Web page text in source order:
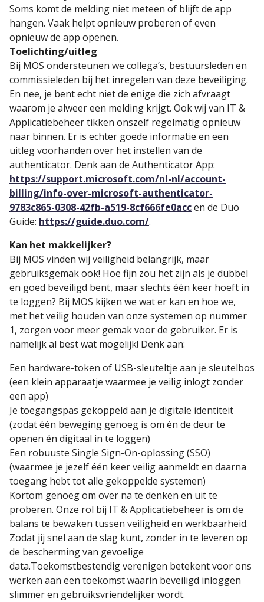
Soms komt de melding niet meteen of blijft de app
hangen. Vaak helpt opnieuw proberen of even
opnieuw de app openen.
Toelichting/uitleg
Bij MOS ondersteunen we collega’s, bestuursleden en
commissieleden bij het inregelen van deze beveiliging.
En nee, je bent echt niet de enige die zich afvraagt
waarom je alweer een melding krijgt. Ook wij van IT &
Applicatiebeheer tikken onszelf regelmatig opnieuw
naar binnen. Er is echter goede informatie en een
uitleg voorhanden over het instellen van de
authenticator. Denk aan de Authenticator App:
https://support.microsoft.com/nl-nl/account-
billing/info-over-microsoft-authenticator-
9783c865-0308-42fb-a519-8cf666fe0accen de Duo
Guide: https://guide.duo.com/.
Kan het makkelijker?
Bij MOS vinden wij veiligheid belangrijk, maar
gebruiksgemak ook! Hoe fijn zou het zijn als je dubbel
en goed beveiligd bent, maar slechts één keer hoeft in
te loggen? Bij MOS kijken we wat er kan en hoe we,
met het veilig houden van onze systemen op nummer
1, zorgen voor meer gemak voor de gebruiker. Er is
namelijk al best wat mogelijk! Denk aan:
Een hardware-token of USB-sleuteltje aan je sleutelbos
(een klein apparaatje waarmee je veilig inlogt zonder
een app)
Je toegangspas gekoppeld aan je digitale identiteit
(zodat één beweging genoeg is om én de deur te
openen én digitaal in te loggen)
Een robuuste Single Sign-On-oplossing (SSO)
(waarmee je jezelf één keer veilig aanmeldt en daarna
toegang hebt tot alle gekoppelde systemen)
Kortom genoeg om over na te denken en uit te
proberen. Onze rol bij IT & Applicatiebeheer is om de
balans te bewaken tussen veiligheid en werkbaarheid.
Zodat jij snel aan de slag kunt, zonder in te leveren op
de bescherming van gevoelige
data.Toekomstbestendig verenigen betekent voor ons
werken aan een toekomst waarin beveiligd inloggen
slimmer en gebruiksvriendelijker wordt.